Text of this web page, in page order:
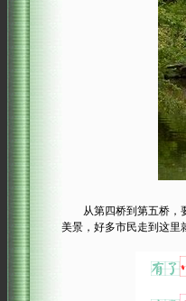
从第四桥到第五桥，要
美景，好多市民走到这里